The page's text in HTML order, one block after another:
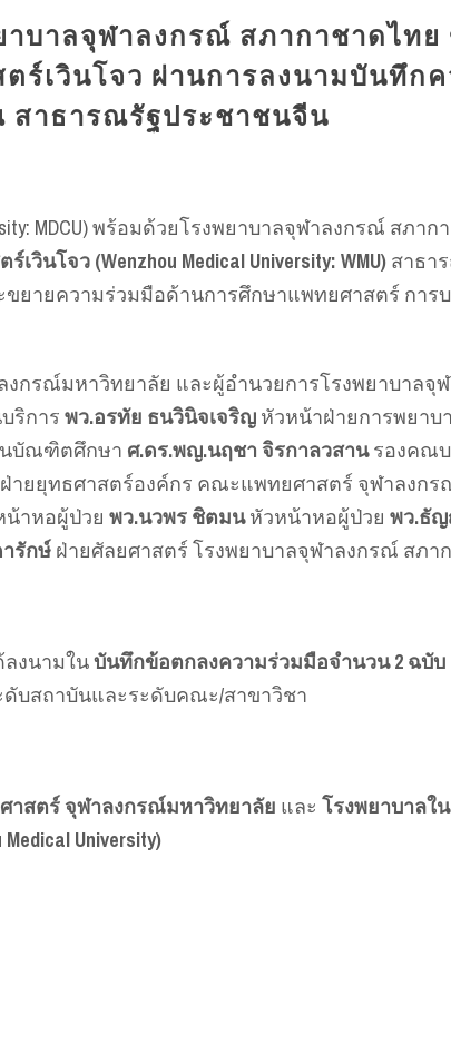
บาลจุฬาลงกรณ์ สภากาชาดไทย
เวินโจว ผ่านการลงนามบันทึกค
สาธารณรัฐประชาชนจีน
MDCU) พร้อมด้วยโรงพยาบาลจุฬาลงกรณ์ สภา
นโจว (Wenzhou Medical University: WMU) สาธา
ขยายความร่วมมือด้านการศึกษาแพทยศาสตร์ การ
รณ์มหาวิทยาลัย และผู้อำนวยการโรงพยาบาลจุ
ริการ พว.อรทัย ธนวินิจเจริญ หัวหน้าฝ่ายการพยาบ
บัณฑิตศึกษา ศ.ดร.พญ.นฤชา จิรกาลวสานรองคณ
ายยุทธศาสตร์องค์กร คณะแพทยศาสตร์ จุฬาลงกร
น้าหอผู้ป่วย พว.นวพร ชิตมนหัวหน้าหอผู้ป่วย พว.ธั
รักษ์ ฝ่ายศัลยศาสตร์ โรงพยาบาลจุฬาลงกรณ์ สภา
งนามในบันทึกข้อตกลงความร่วมมือจำนวน 2 ฉบับ
บสถาบันและระดับคณะ/สาขาวิชา
สตร์ จุฬาลงกรณ์มหาวิทยาลัย และ โรงพยาบาลใ
University)